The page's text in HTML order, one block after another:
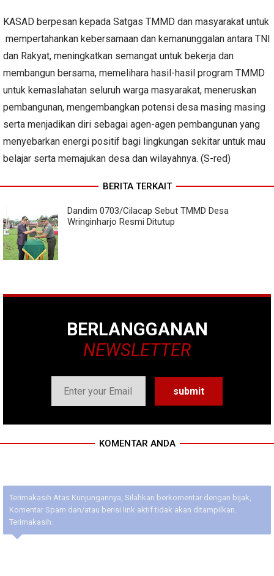
KASAD berpesan kepada Satgas TMMD dan masyarakat untuk
mempertahankan kebersamaan dan kemanunggalan antara TNI
dan Rakyat, meningkatkan semangat untuk bekerja dan
membangun bersama, memelihara hasil-hasil program TMMD
untuk kemaslahatan seluruh warga masyarakat, meneruskan
pembangunan, mengembangkan potensi desa masing masing
serta menjadikan diri sebagai agen-agen pembangunan yang
menyebarkan energi positif bagi lingkungan sekitar untuk mau
belajar serta memajukan desa dan wilayahnya. (S-red)
BERITA TERKAIT
Dandim 0703/Cilacap Sebut TMMD Desa
Wringinharjo Resmi Ditutup
BERLANGGANAN
NEWSLETTER
KOMENTAR ANDA
Terimakasih Atas Kunjungannya, Silahkan berkomentar dengan bijak,
Komentar Spam dan/atau berisi link aktif tidak akan ditampilkan.
Terimakasih.